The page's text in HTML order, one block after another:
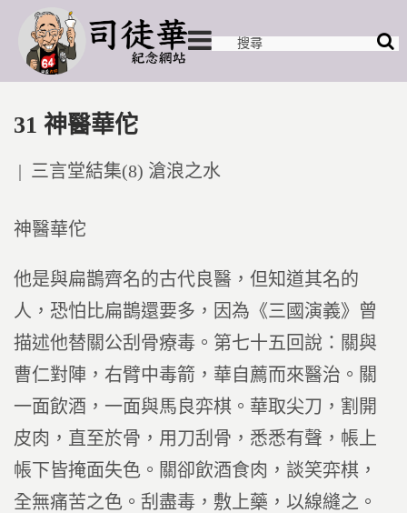
31 神醫華佗
Posted
三言堂結集(8) 滄浪之水
神醫華佗
他是與扁鵲齊名的古代良醫，但知道其名的
人，恐怕比扁鵲還要多，因為《三國演義》曾
描述他替關公刮骨療毒。第七十五回說：關與
曹仁對陣，右臂中毒箭，華自薦而來醫治。關
一面飲酒，一面與馬良弈棋。華取尖刀，割開
皮肉，直至於骨，用刀刮骨，悉悉有聲，帳上
帳下皆掩面失色。關卻飲酒食肉，談笑弈棋，
全無痛苦之色。刮盡毒，敷上藥，以線縫之。